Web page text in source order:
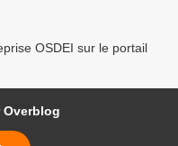
OSDEI sur le portail
Overblog